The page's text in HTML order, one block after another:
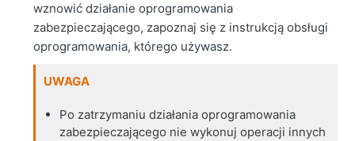
wznowić działanie oprogramowania
zabezpieczającego, zapoznaj się z instrukcją obsługi
oprogramowania, którego używasz.
UWAGA
Po zatrzymaniu działania oprogramowania
zabezpieczającego nie wykonuj operacji innych